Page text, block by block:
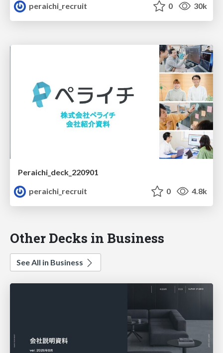
peraichi_recruit
0 30k
Peraichi_deck_220901
peraichi_recruit
0 4.8k
Other Decks in Business
See All in Business